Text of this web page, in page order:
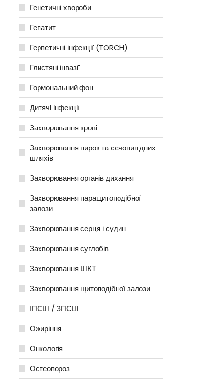
Генетичні хвороби
Гепатит
Герпетичні інфекції (TORCH)
Глистяні інвазії
Гормональний фон
Дитячі інфекції
Захворювання крові
Захворювання нирок та сечовивідних
шляхів
Захворювання органів дихання
Захворювання паращитоподібної
залози
Захворювання серця і судин
Захворювання суглобів
Захворювання ШКТ
Захворювання щитоподібної залози
ІПСШ / ЗПСШ
Ожиріння
Онкологія
Остеопороз